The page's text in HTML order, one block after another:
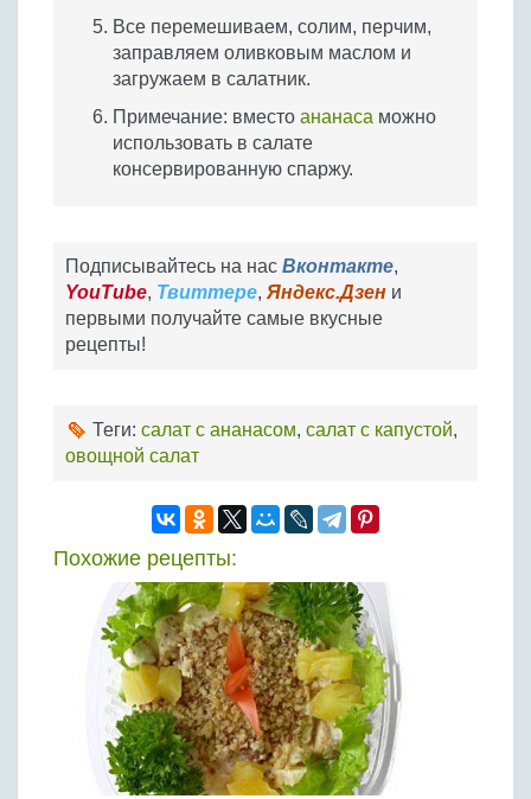
Все перемешиваем, солим, перчим,
заправляем оливковым маслом и
загружаем в салатник.
Примечание: вместо ананаса можно
использовать в салате
консервированную спаржу.
Подписывайтесь на нас Вконтакте,
YouTube, Твиттере, Яндекс.Дзен и
первыми получайте самые вкусные
рецепты!
Теги: салат с ананасом, салат с капустой,
овощной салат
Похожие рецепты: